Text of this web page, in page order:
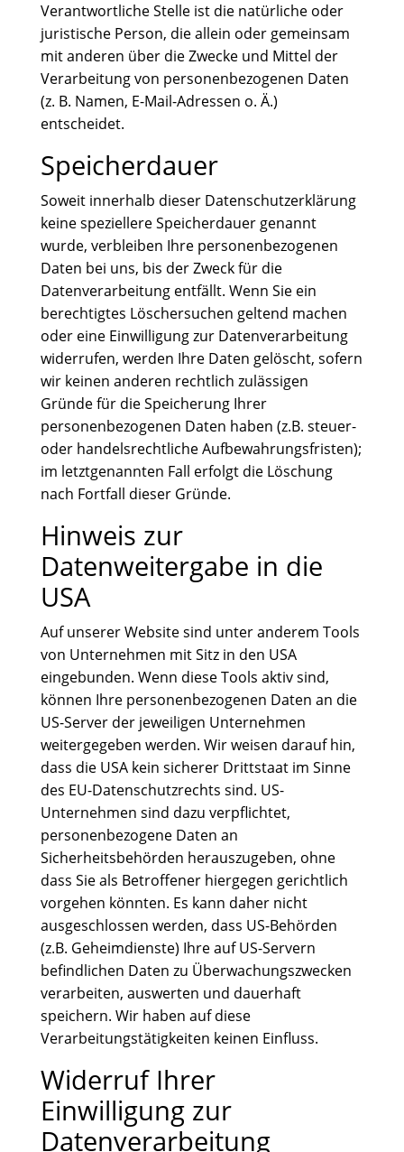
Verantwortliche Stelle ist die natürliche oder
juristische Person, die allein oder gemeinsam
mit anderen über die Zwecke und Mittel der
Verarbeitung von personenbezogenen Daten
(z. B. Namen, E-Mail-Adressen o. Ä.)
entscheidet.
Speicherdauer
Soweit innerhalb dieser Datenschutzerklärung
keine speziellere Speicherdauer genannt
wurde, verbleiben Ihre personenbezogenen
Daten bei uns, bis der Zweck für die
Datenverarbeitung entfällt. Wenn Sie ein
berechtigtes Löschersuchen geltend machen
oder eine Einwilligung zur Datenverarbeitung
widerrufen, werden Ihre Daten gelöscht, sofern
wir keinen anderen rechtlich zulässigen
Gründe für die Speicherung Ihrer
personenbezogenen Daten haben (z.B. steuer-
oder handelsrechtliche Aufbewahrungsfristen);
im letztgenannten Fall erfolgt die Löschung
nach Fortfall dieser Gründe.
Hinweis zur
Datenweitergabe in die
USA
Auf unserer Website sind unter anderem Tools
von Unternehmen mit Sitz in den USA
eingebunden. Wenn diese Tools aktiv sind,
können Ihre personenbezogenen Daten an die
US-Server der jeweiligen Unternehmen
weitergegeben werden. Wir weisen darauf hin,
dass die USA kein sicherer Drittstaat im Sinne
des EU-Datenschutzrechts sind. US-
Unternehmen sind dazu verpflichtet,
personenbezogene Daten an
Sicherheitsbehörden herauszugeben, ohne
dass Sie als Betroffener hiergegen gerichtlich
vorgehen könnten. Es kann daher nicht
ausgeschlossen werden, dass US-Behörden
(z.B. Geheimdienste) Ihre auf US-Servern
befindlichen Daten zu Überwachungszwecken
verarbeiten, auswerten und dauerhaft
speichern. Wir haben auf diese
Verarbeitungstätigkeiten keinen Einfluss.
Widerruf Ihrer
Einwilligung zur
Datenverarbeitung